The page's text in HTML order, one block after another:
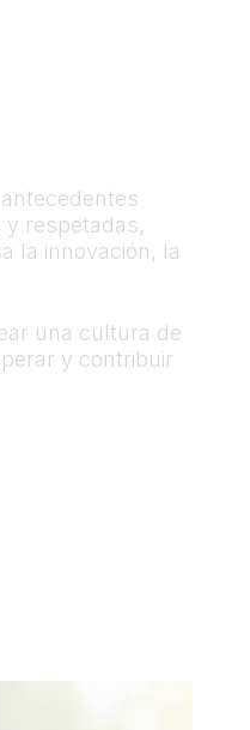
y respetadas,
la innovación, la
una cultura de
y contribuir